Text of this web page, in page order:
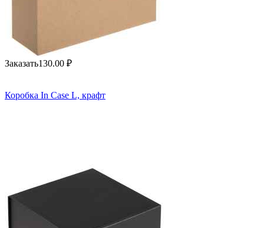
Заказать130.00 ₽
Коробка In Case L, крафт